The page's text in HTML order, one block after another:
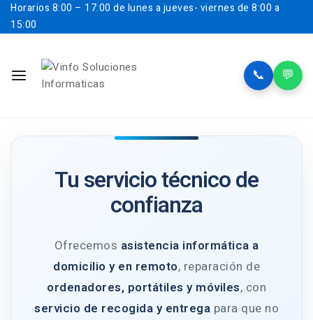
Horarios 8:00 – 17:00 de lunes a jueves- viernes de 8:00 a
15:00
📞 💬
Tu servicio técnico de
confianza
Ofrecemos asistencia informática a
domicilio y en remoto, reparación de
ordenadores, portátiles y móviles, con
servicio de recogida y entrega para que no